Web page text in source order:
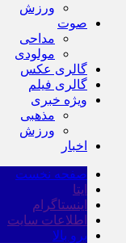
ورزش
صوت
مداحی
مولودی
گالری عکس
گالری فیلم
ویژه خبری
مذهبی
ورزش
اخبار
صفحه نخست
ایتا
اینستاگرام
اطلاعات سایت
برو بالا